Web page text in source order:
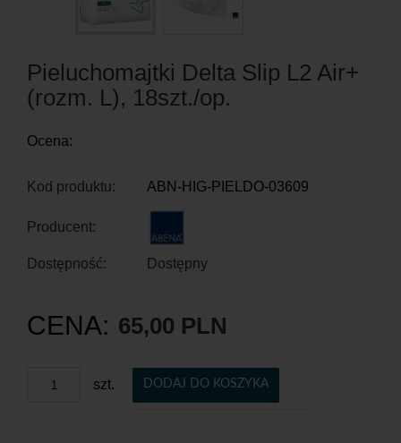
Pieluchomajtki Delta Slip L2 Air+
(rozm. L), 18szt./op.
Ocena:
Kod produktu: ABN-HIG-PIELDO-03609
Producent:
Dostępność: Dostępny
CENA: 65,00 PLN
szt. DODAJ DO KOSZYKA